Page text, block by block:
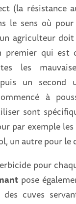
(la résistance
le sens où
agriculteur
premier qui
les
puis un
à
sont
par exemple
un autre pour le
pour
pose
des cuves